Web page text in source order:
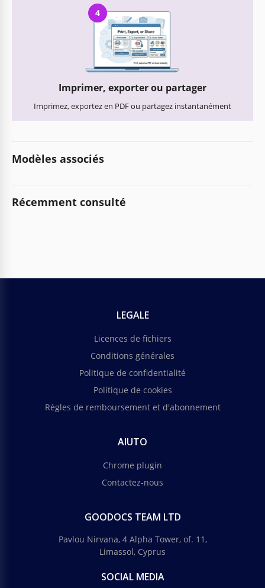
4
Imprimer, exporter ou partager
Imprimez, exportez en PDF ou partagez instantanément
Modèles associés
Récemment consulté
LEGALE
Licences de fichiers
Conditions générales
Politique de confidentialité
Politique de cookies
Règles de remboursement et d'abonnement
AIUTO
Chrome plugin
Contactez-nous
GOODOCS TEAM LTD
Pavlou Nirvana, 4 Alpha Tower, of. 11,
Limassol, Cyprus
SOCIAL MEDIA